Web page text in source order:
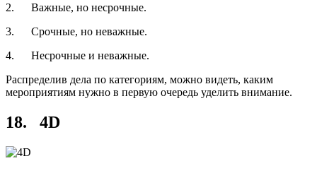
2. Важные, но несрочные.
3. Срочные, но неважные.
4. Несрочные и неважные.
Распределив дела по категориям, можно видеть, каким
мероприятиям нужно в первую очередь уделить внимание.
18. 4D